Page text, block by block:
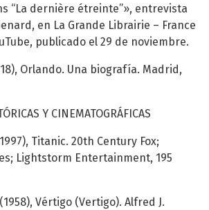
“La dernière étreinte”», entrevista
en La Grande Librairie – France
publicado el 29 de noviembre.
Orlando. Una biografía. Madrid,
Y CINEMATOGRÁFICAS
Titanic. 20th Century Fox;
Lightstorm Entertainment, 195
Vértigo (Vertigo). Alfred J.